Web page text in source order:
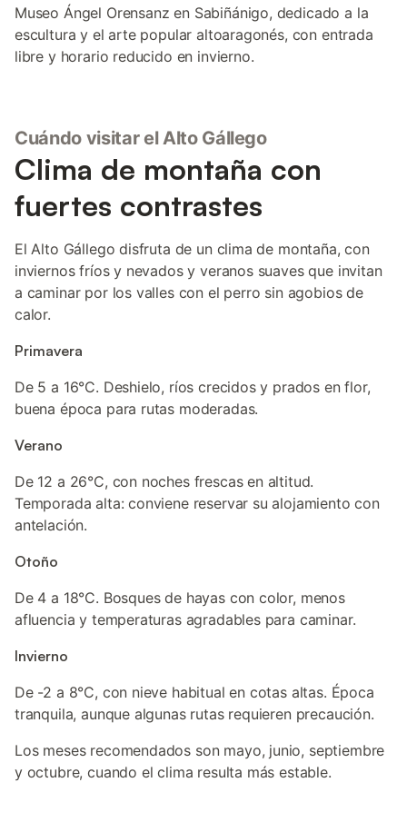
Museo Ángel Orensanz en Sabiñánigo, dedicado a la
escultura y el arte popular altoaragonés, con entrada
libre y horario reducido en invierno.
Cuándo visitar el Alto Gállego
Clima de montaña con
fuertes contrastes
El Alto Gállego disfruta de un clima de montaña, con
inviernos fríos y nevados y veranos suaves que invitan
a caminar por los valles con el perro sin agobios de
calor.
Primavera
De 5 a 16°C. Deshielo, ríos crecidos y prados en flor,
buena época para rutas moderadas.
Verano
De 12 a 26°C, con noches frescas en altitud.
Temporada alta: conviene reservar su alojamiento con
antelación.
Otoño
De 4 a 18°C. Bosques de hayas con color, menos
afluencia y temperaturas agradables para caminar.
Invierno
De -2 a 8°C, con nieve habitual en cotas altas. Época
tranquila, aunque algunas rutas requieren precaución.
Los meses recomendados son mayo, junio, septiembre
y octubre, cuando el clima resulta más estable.